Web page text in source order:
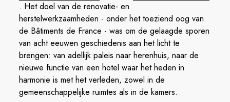
. Het doel van de renovatie- en
herstelwerkzaamheden - onder het toeziend oog van
de Bâtiments de France - was om de gelaagde sporen
van acht eeuwen geschiedenis aan het licht te
brengen: van adellijk paleis naar herenhuis, naar de
nieuwe functie van een hotel waar het heden in
harmonie is met het verleden, zowel in de
gemeenschappelijke ruimtes als in de kamers.